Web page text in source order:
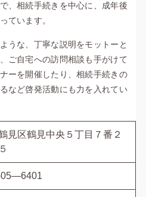
、相続手続きを中心に、成年後
ています。
うな、丁寧な説明をモットーと
ご自宅への訪問相談も手がけて
ーを開催したり、相続手続きの
など啓発活動にも力を入れてい
見区鶴見中央５丁目７番２